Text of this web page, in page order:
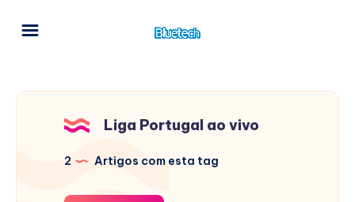
Liga Portugal ao vivo
2 Artigos com esta tag